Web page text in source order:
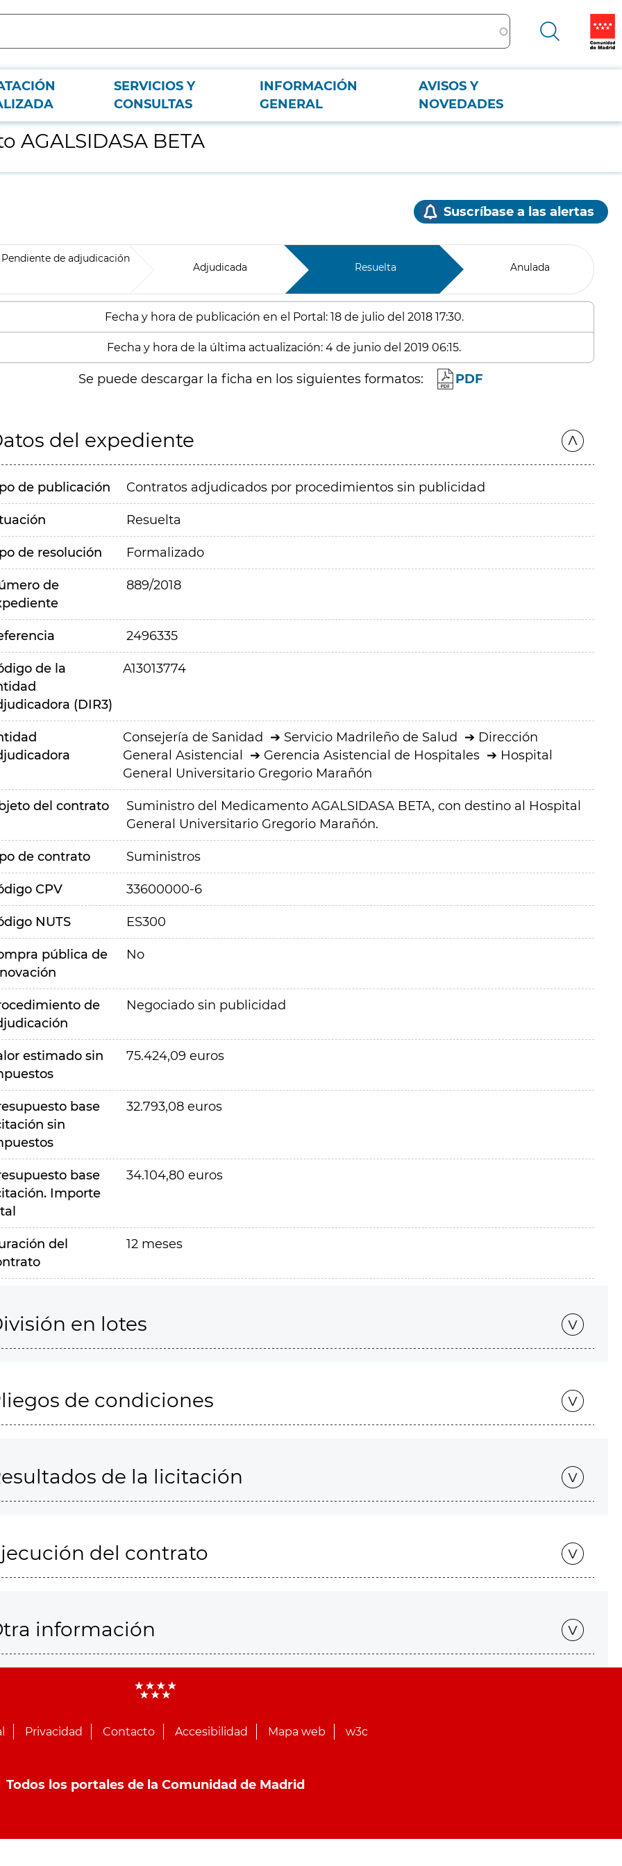
SERVICIOS Y
CONSULTAS
INFORMACIÓN
GENERAL
AVISOS Y
NOVEDADES
BETA
Suscríbase a las alertas
Pendiente de adjudicación
Adjudicada Resuelta Anulada
Fecha y hora de publicación en el Portal: 18 de julio del 2018 17:30.
Fecha y hora de la última actualización: 4 de junio del 2019 06:15.
Se puede descargar la ficha en los siguientes formatos: PDF
del expediente
de publicación Contratos adjudicados por procedimientos sin publicidad
Resuelta
de resolución Formalizado
de
889/2018
2496335
de la
(DIR3)
A13013774
Consejería de Sanidad Servicio Madrileño de Salud
Dirección
General Asistencial
Gerencia Asistencial de Hospitales
Hospital
General Universitario Gregorio Marañón
del contrato
Suministro del Medicamento AGALSIDASA BETA, con destino al Hospital
General Universitario Gregorio Marañón.
de contrato Suministros
CPV 33600000-6
NUTS ES300
pública de
No
de
Negociado sin publicidad
estimado sin
75.424,09 euros
base
sin
32.793,08 euros
base
Importe
34.104,80 euros
del
12 meses
en lotes
de condiciones
de la licitación
del contrato
información
Privacidad Contacto Accesibilidad Mapa web w3c
Todos los portales de la Comunidad de Madrid